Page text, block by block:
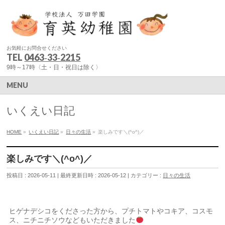
お気軽にお問合せください
TEL 0463‐33‐2215
9時～17時〈土・日・祝日は除く〉
MENU
いくえい日記
HOME » いくえい日記 » 日々の生活 » 楽しみです＼(^o^)／
楽しみです＼(^o^)／
投稿日 : 2026-05-11 最終更新日時 : 2026-05-12 カテゴリー : 日々の生活
ヒゲナデシコをくださった方から、プチトマトやコキア、コスモ
ス、ニチニチソウなどもいただきました